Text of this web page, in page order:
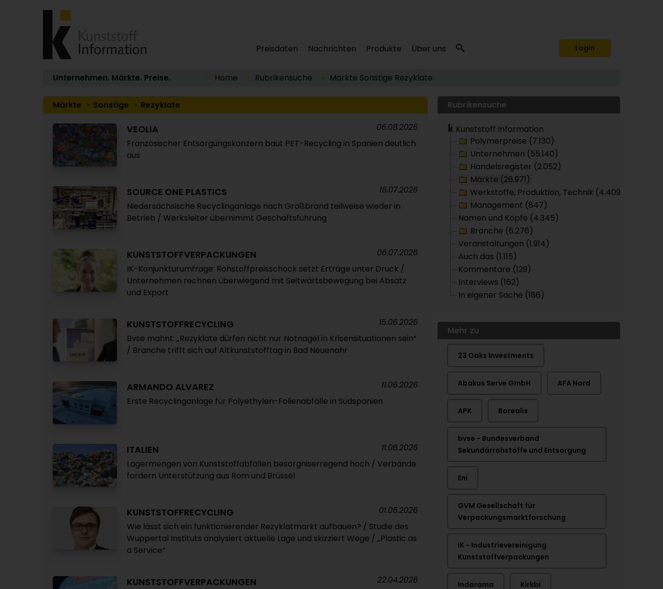
Preisdaten Nachrichten Produkte Über uns Login
Unternehmen. Märkte. Preise. Home Rubrikensuche Märkte Sonstige Rezyklate
Märkte Sonstige Rezyklate
VEOLIA
Französischer Entsorgungskonzern baut PET-Recycling in Spanien deutlich
aus
06.08.2026
SOURCE ONE PLASTICS
Niedersächsische Recyclinganlage nach Großbrand teilweise wieder in
Betrieb / Werksleiter übernimmt Geschäftsführung
16.07.2026
KUNSTSTOFFVERPACKUNGEN
IK-Konjunkturumfrage: Rohstoffpreisschock setzt Erträge unter Druck /
Unternehmen rechnen überwiegend mit Seitwärtsbewegung bei Absatz
und Export
06.07.2026
KUNSTSTOFFRECYCLING
Bvse mahnt: „Rezyklate dürfen nicht nur Notnagel in Krisensituationen sein“
/ Branche trifft sich auf Altkunststofftag in Bad Neuenahr
15.06.2026
ARMANDO ALVAREZ
Erste Recyclinganlage für Polyethylen-Folienabfälle in Südspanien
11.06.2026
ITALIEN
Lagermengen von Kunststoffabfällen besorgniserregend hoch / Verbände
fordern Unterstützung aus Rom und Brüssel
11.06.2026
KUNSTSTOFFRECYCLING
Wie lässt sich ein funktionierender Rezyklatmarkt aufbauen? / Studie des
Wuppertal Instituts analysiert aktuelle Lage und skizziert Wege / „Plastic as
a Service“
01.06.2026
KUNSTSTOFFVERPACKUNGEN 22.04.2026
Rubrikensuche
Kunststoff Information
Polymerpreise (7.130)
Unternehmen (55.140)
Handelsregister (2.052)
Märkte (26.971)
Werkstoffe, Produktion, Technik (4.409)
Management (847)
Namen und Köpfe (4.345)
Branche (6.276)
Veranstaltungen (1.914)
Auch das (1.115)
Kommentare (129)
Interviews (162)
In eigener Sache (186)
Mehr zu
23 Oaks Investments
Abakus Serve GmbH AFA Nord
APK Borealis
bvse - Bundesverband
Sekundärrohstoffe und Entsorgung
Eni
GVM Gesellschaft für
Verpackungsmarktforschung
IK - Industrievereinigung
Kunststoffverpackungen
Indorama Kirkbi